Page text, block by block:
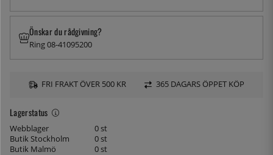
Lagerstatus
Webblager
0 st
Butik Stockholm
0 st
Butik Malmö
0 st
Önskar du rådgivning?
Ring 08-41095200
FRI FRAKT ÖVER 500 KR 365 DAGARS ÖPPET KÖP